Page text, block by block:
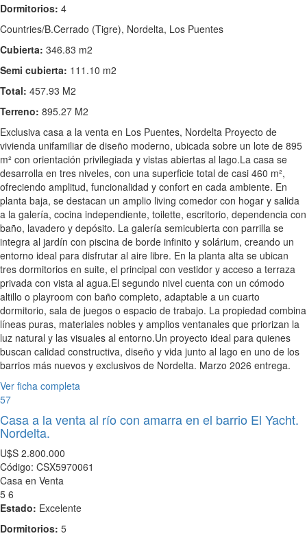
Dormitorios: 4
Countries/B.Cerrado (Tigre), Nordelta, Los Puentes
Cubierta: 346.83 m2
Semi cubierta: 111.10 m2
Total: 457.93 M2
Terreno: 895.27 M2
Exclusiva casa a la venta en Los Puentes, Nordelta Proyecto de
vivienda unifamiliar de diseño moderno, ubicada sobre un lote de 895
m² con orientación privilegiada y vistas abiertas al lago.La casa se
desarrolla en tres niveles, con una superficie total de casi 460 m²,
ofreciendo amplitud, funcionalidad y confort en cada ambiente. En
planta baja, se destacan un amplio living comedor con hogar y salida
a la galería, cocina independiente, toilette, escritorio, dependencia con
baño, lavadero y depósito. La galería semicubierta con parrilla se
integra al jardín con piscina de borde infinito y solárium, creando un
entorno ideal para disfrutar al aire libre. En la planta alta se ubican
tres dormitorios en suite, el principal con vestidor y acceso a terraza
privada con vista al agua.El segundo nivel cuenta con un cómodo
altillo o playroom con baño completo, adaptable a un cuarto
dormitorio, sala de juegos o espacio de trabajo. La propiedad combina
líneas puras, materiales nobles y amplios ventanales que priorizan la
luz natural y las visuales al entorno.Un proyecto ideal para quienes
buscan calidad constructiva, diseño y vida junto al lago en uno de los
barrios más nuevos y exclusivos de Nordelta. Marzo 2026 entrega.
Ver ficha completa
57
Casa a la venta al río con amarra en el barrio El Yacht.
Nordelta.
U$S 2.800.000
Código: CSX5970061
Casa en Venta
5 6
Estado: Excelente
Dormitorios: 5